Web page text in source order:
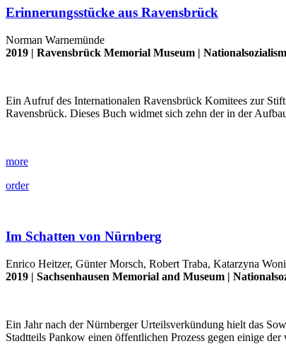
Erinnerungsstücke aus Ravensbrück
Norman Warnemünde
2019 | Ravensbrück Memorial Museum |
Ein Aufruf des Internationalen Ravensbrück Komitees zur
Ravensbrück. Dieses Buch widmet sich zehn der in der
more
order
Im Schatten von Nürnberg
Enrico Heitzer, Günter Morsch, Robert Traba, Katarzyna
2019 | Sachsenhausen Memorial and Museum |
Ein Jahr nach der Nürnberger Urteilsverkündung hielt das
Stadtteils Pankow einen öffentlichen Prozess gegen einige